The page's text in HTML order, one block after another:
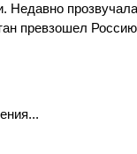
Недавно
превзошел